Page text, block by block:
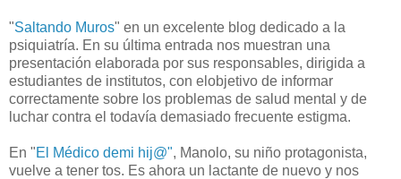
"Saltando Muros" en un excelente blog dedicado a la
psiquiatría. En su última entrada nos muestran una
presentación elaborada por sus responsables, dirigida a
estudiantes de institutos, con elobjetivo de informar
correctamente sobre los problemas de salud mental y de
luchar contra el todavía demasiado frecuente estigma.
En "El Médico demi hij@", Manolo, su niño protagonista,
vuelve a tener tos. Es ahora un lactante de nuevo y nos